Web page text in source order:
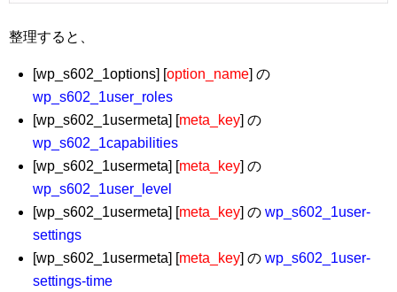
整理すると、
[wp_s602_1options] [option_name] の
wp_s602_1user_roles
[wp_s602_1usermeta] [meta_key] の
wp_s602_1capabilities
[wp_s602_1usermeta] [meta_key] の
wp_s602_1user_level
[wp_s602_1usermeta] [meta_key] のwp_s602_1user-
settings
[wp_s602_1usermeta] [meta_key] のwp_s602_1user-
settings-time